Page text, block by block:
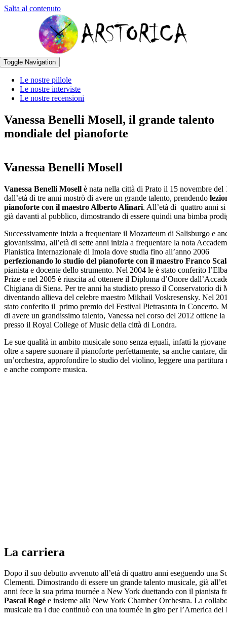
Salta al contenuto
Toggle Navigation
Le nostre pillole
Le nostre interviste
Le nostre recensioni
Vanessa Benelli Mosell, il grande talento
mondiale del pianoforte
Vanessa Benelli Mosell
Vanessa Benelli Mosell è nata nella città di Prato il 15 novembre del
dall’età di tre anni mostrò di avere un grande talento, prendendo
pianoforte con il maestro Alberto Alinari. All’età di quattro anni si
già davanti al pubblico, dimostrando di essere quindi una bimba
Successivamente inizia a frequentare il Mozarteum di Salisburgo e
giovanissima, all’età di sette anni inizia a frequentare la nota
Pianistica Internazionale di Imola dove studia fino all’anno 2006
perfezionando lo studio del pianoforte con il maestro Franco
pianista e docente dello strumento. Nel 2004 le è stato conferito
Prize e nel 2005 è riuscita ad ottenere il Diploma d’Onore
Chigiana di Siena. Per tre anni ha studiato presso il Conservatorio di
diventando allieva del celebre maestro Mikhail Voskresensky. Nel
stato conferito il primo premio del Festival Pietrasanta in Concerto.
di avere un grandissimo talento, Vanessa nel corso del 2012 ottiene la
presso il Royal College of Music della città di Londra.
Le sue qualità in ambito musicale sono senza eguali, infatti la
oltre a sapere suonare il pianoforte perfettamente, sa anche cantare,
un’orchestra, approfondire lo studio del violino, leggere una partitura
e anche comporre musica.
La carriera
Dopo il suo debutto avvenuto all’età di quattro anni eseguendo una
Clementi. Dimostrando di essere un grande talento musicale, già
anni fece la sua prima tournée a New York duettando con il pianista
Pascal Rogé e insieme alla New York Chamber Orchestra. La
musicale tra i due continuò con una tournée in giro per l’America del